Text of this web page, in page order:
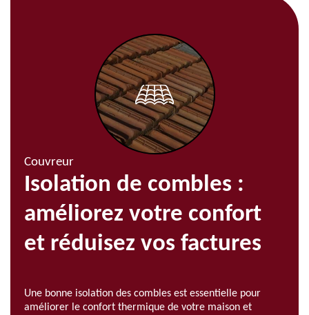
Couvreur
Isolation de combles :
améliorez votre confort
et réduisez vos factures
Une bonne isolation des combles est essentielle pour
améliorer le confort thermique de votre maison et